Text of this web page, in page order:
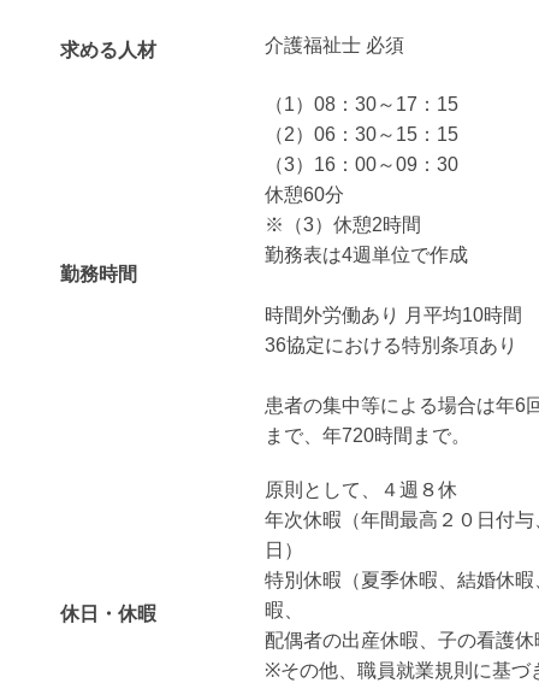
求める人材 介護福祉士 必須
勤務時間
（1）08：30～17：15
（2）06：30～15：15
（3）16：00～09：30
休憩60分
※（3）休憩2時間
勤務表は4週単位で作成
時間外労働あり 月平均10時間
36協定における特別条項あり
患者の集中等による場合は年6
まで、年720時間まで。
休日・休暇
原則として、４週８休
年次休暇（年間最高２０日付
日）
特別休暇（夏季休暇、結婚休
暇、
配偶者の出産休暇、子の看護
※その他、職員就業規則に基づ